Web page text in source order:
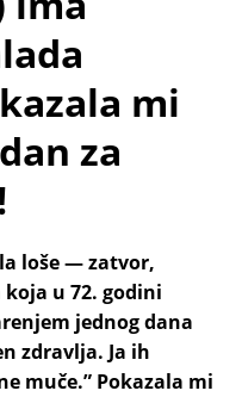
mi
za
loše — zatvor,
u 72. godini
jednog dana
zdravlja. Ja ih
muče.” Pokazala mi